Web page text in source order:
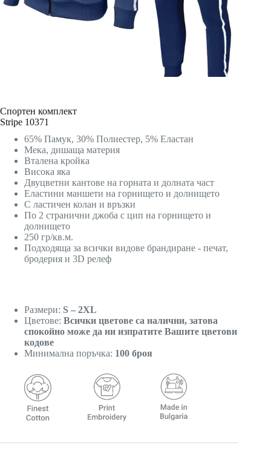
Спортен комплект
Stripe 10371
65% Памук, 30% Полиестер, 5% Еластан
Мека, дишаща материя
Вталена кройка
Висока яка
Двуцветни кантове на горната и долната част
Еластини маншети на горнището и долнището
С ластичен колан и връзки
По 2 странични джоба с цип на горнището и
долнището
250 гр/кв.м.
Подходяща за всички видове брандиране - печат,
бродерия и 3D релеф
Размери: S – 2XL
Цветове: Всички цветове са налични, затова
спокойно може да ни изпратите Вашите цветови
кодове
Минимална поръчка: 100 броя